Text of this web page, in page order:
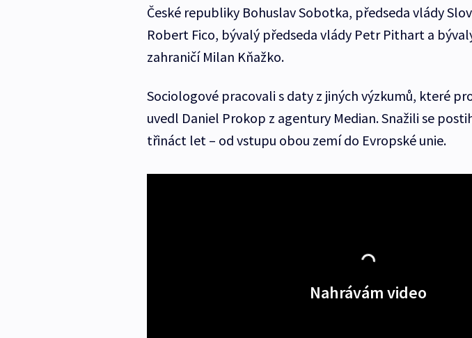
České republiky Bohuslav Sobotka, předseda vlády
Robert Fico, bývalý předseda vlády Petr Pithart a
zahraničí Milan Kňažko.
Sociologové pracovali s daty z jiných výzkumů, které
uvedl Daniel Prokop z agentury Median. Snažili se
třináct let – od vstupu obou zemí do Evropské unie.
Nahrávám video